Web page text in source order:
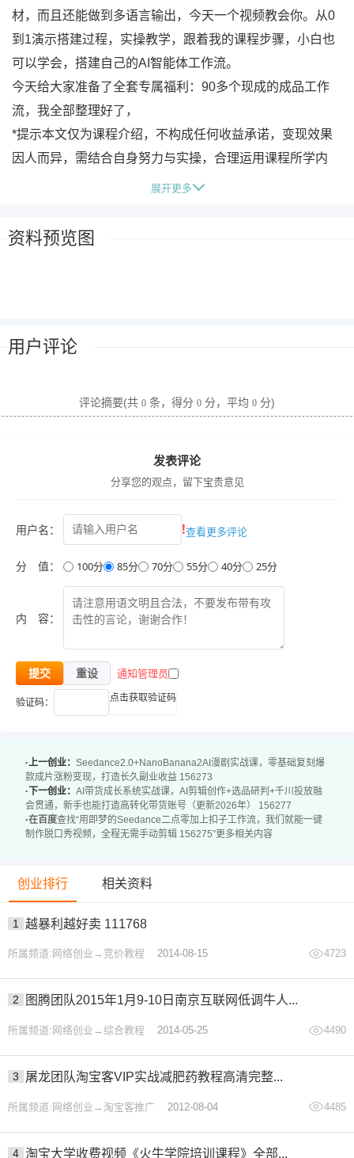
材，而且还能做到多语言输出，今天一个视频教会你。从0
到1演示搭建过程，实操教学，跟着我的课程步骤，小白也
可以学会，搭建自己的AI智能体工作流。
今天给大家准备了全套专属福利：90多个现成的成品工作
流，我全部整理好了，
*提示本文仅为课程介绍，不构成任何收益承诺，变现效果
因人而异，需结合自身努力与实操，合理运用课程所学内
容，同时严格遵守平台相关规则与相关法律法规*
展开更多
资料预览图
用户评论
评论摘要(共 0 条，得分 0 分，平均 0 分)
发表评论
分享您的观点，留下宝贵意见
用户名： !查看更多评论
分 值： 100分 85分 70分 55分 40分 25分
内 容：
提交 重设 通知管理员
验证码： 点击获取验证码
·上一创业： Seedance2.0+NanoBanana2AI漫剧实战课，零基础复刻爆
款成片涨粉变现，打造长久副业收益 156273
·下一创业： AI带货成长系统实战课，AI剪辑创作+选品研判+千川投放融
会贯通，新手也能打造高转化带货账号（更新2026年） 156277
·在百度查找“用即梦的Seedance二点零加上扣子工作流，我们就能一键
制作脱口秀视频，全程无需手动剪辑 156275”更多相关内容
创业排行 相关资料
1 越暴利越好卖 111768
所属频道:网络创业→竞价教程 2014-08-15 4723
2 图腾团队2015年1月9-10日南京互联网低调牛人...
所属频道:网络创业→综合教程 2014-05-25 4490
3 屠龙团队淘宝客VIP实战减肥药教程高清完整...
所属频道:网络创业→淘宝客推广 2012-08-04 4485
4 淘宝大学收费视频《火牛学院培训课程》全部...